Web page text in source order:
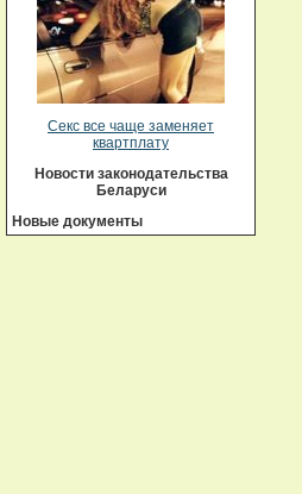
Секс все чаще заменяет
квартплату
Новости законодательства
Беларуси
Новые документы